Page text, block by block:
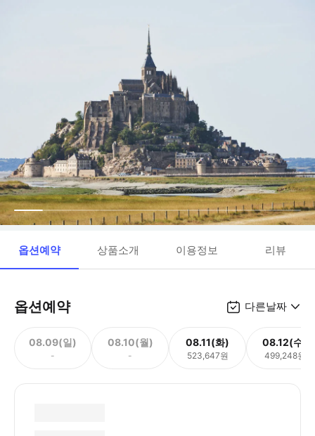
옵션예약 상품소개 이용정보 리뷰
옵션예약 다른날짜
08.09(일)
-
08.10(월)
-
08.11(화)
523,647원
08.12(수)
499,248원